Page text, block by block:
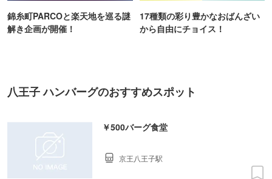
錦糸町PARCOと楽天地を巡る謎
解き企画が開催！
17種類の彩り豊かなおばんざい
から自由にチョイス！
八王子 ハンバーグのおすすめスポット
￥500バーグ食堂
京王八王子駅